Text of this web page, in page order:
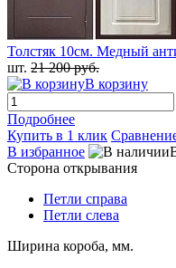
Толстяк 10см. Медный
шт. 21 200 руб.
В корзину
Подробнее
Купить в 1 клик
В избранное
Сторона открывания
Петли справа
Петли слева
Ширина короба, мм.